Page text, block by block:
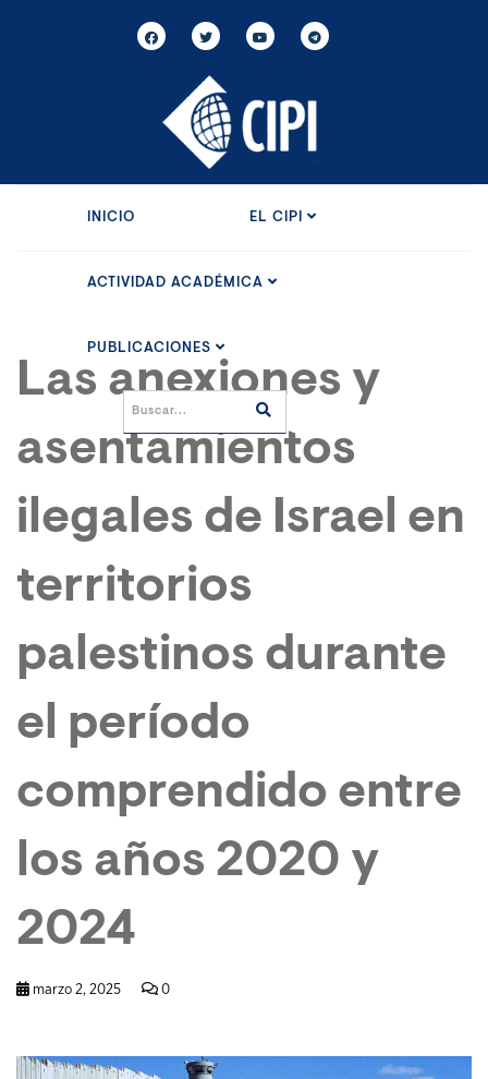
INICIO EL CIPI
ACTIVIDAD ACADÉMICA
PUBLICACIONES
Las anexiones y
asentamientos
ilegales de Israel en
territorios
palestinos durante
el período
comprendido entre
los años 2020 y
2024
marzo 2, 2025 0